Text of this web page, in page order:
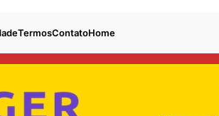
TermosContatoHome